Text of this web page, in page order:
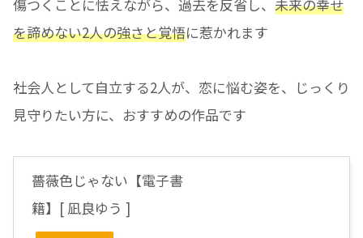
傷つくことに怯えながら、過去を反省し、 未来の幸せ
を諦めない2人の強さと覚悟に惹かれます
社会人として自立する2人が、恋に悩む姿を、じっくり
見守りたい方に、おすすめの作品です
薔薇色じゃない【電子書
籍】[ 凪良ゆう ]